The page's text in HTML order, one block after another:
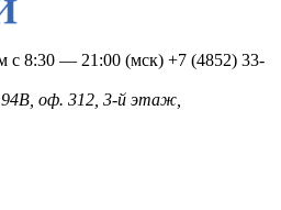
с 8:30 — 21:00 (мск) +7 (4852) 33-
94В, оф. 312, 3-й этаж,